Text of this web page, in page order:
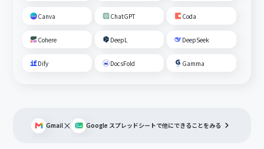
Canva ChatGPT Coda
Cohere DeepL DeepSeek
Dify DocsFold Gamma
Gmail× Google スプレッドシートで他にできることをみる